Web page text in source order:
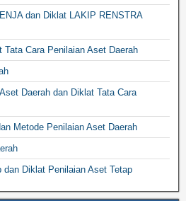
dan Diklat LAKIP RENSTRA
Cara Penilaian Aset Daerah
Daerah dan Diklat Tata Cara
Metode Penilaian Aset Daerah
dan Diklat Penilaian Aset Tetap